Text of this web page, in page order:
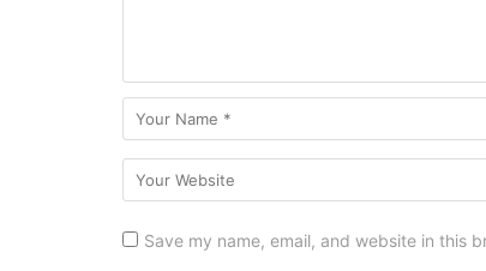
Save my name, email, and website in this